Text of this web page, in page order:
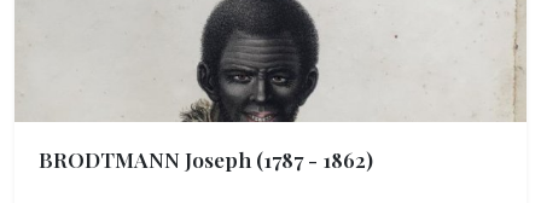
BRODTMANN Joseph (1787 - 1862)